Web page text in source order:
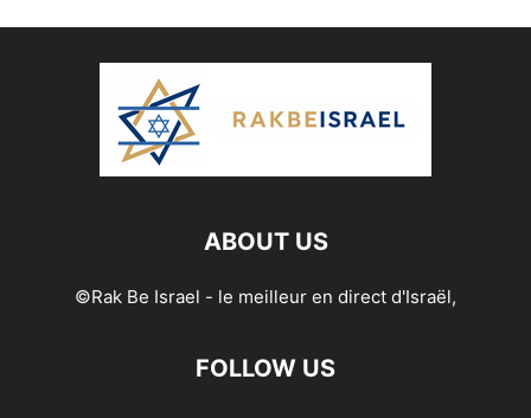
ABOUT US
©Rak Be Israel - le meilleur en direct d'Israël,
FOLLOW US